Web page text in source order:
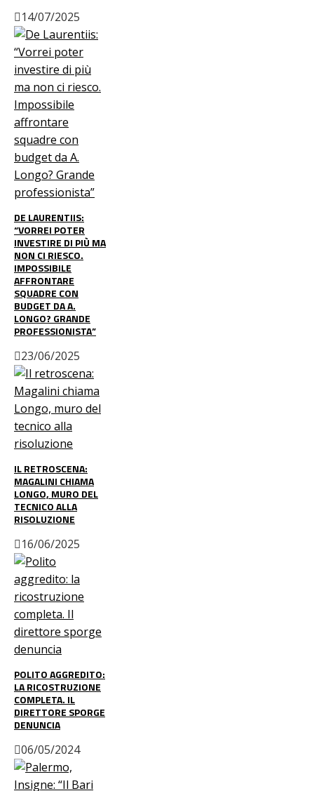
14/07/2025
DE LAURENTIIS:
“VORREI POTER
INVESTIRE DI PIÙ MA
NON CI RIESCO.
IMPOSSIBILE
AFFRONTARE
SQUADRE CON
BUDGET DA A.
LONGO? GRANDE
PROFESSIONISTA”
23/06/2025
IL RETROSCENA:
MAGALINI CHIAMA
LONGO, MURO DEL
TECNICO ALLA
RISOLUZIONE
16/06/2025
POLITO AGGREDITO:
LA RICOSTRUZIONE
COMPLETA. IL
DIRETTORE SPORGE
DENUNCIA
06/05/2024